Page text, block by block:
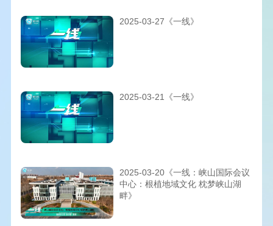
2025-03-27《一线》
2025-03-21《一线》
2025-03-20《一线：峡山国际会议
中心：根植地域文化 枕梦峡山湖
畔》